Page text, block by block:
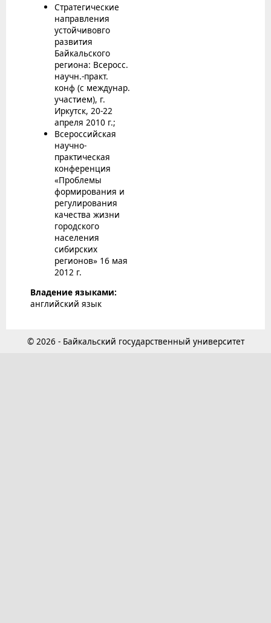
Стратегические
направления
устойчивовго
развития
Байкальского
региона: Всеросс.
научн.-практ.
конф (с междунар.
участием), г.
Иркутск, 20-22
апреля 2010 г.;
Всероссийская
научно-
практическая
конференция
«Проблемы
формирования и
регулирования
качества жизни
городского
населения
сибирских
регионов» 16 мая
2012 г.
Владение языками:
английский язык
© 2026 - Байкальский государственный университет